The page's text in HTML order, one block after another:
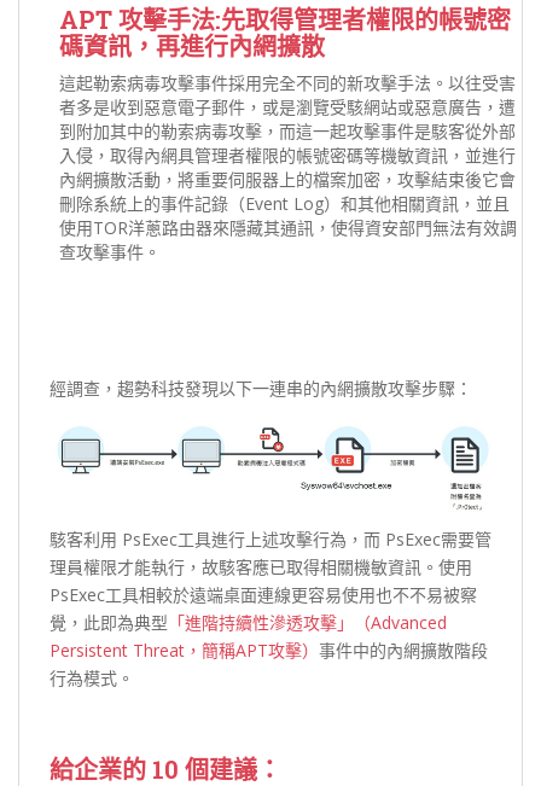
APT 攻擊手法:先取得管理者權限的帳號密
碼資訊，再進行內網擴散
這起勒索病毒攻擊事件採用完全不同的新攻擊手法。以往受害
者多是收到惡意電子郵件，或是瀏覽受駭網站或惡意廣告，遭
到附加其中的勒索病毒攻擊，而這一起攻擊事件是駭客從外部
入侵，取得內網具管理者權限的帳號密碼等機敏資訊，並進行
內網擴散活動，將重要伺服器上的檔案加密，攻擊結束後它會
刪除系統上的事件記錄（Event Log）和其他相關資訊，並且
使用TOR洋蔥路由器來隱藏其通訊，使得資安部門無法有效調
查攻擊事件。
經調查，趨勢科技發現以下一連串的內網擴散攻擊步驟：
駭客利用 PsExec工具進行上述攻擊行為，而 PsExec需要管
理員權限才能執行，故駭客應已取得相關機敏資訊。使用
PsExec工具相較於遠端桌面連線更容易使用也不不易被察
覺，此即為典型 「進階持續性滲透攻擊」（Advanced
Persistent Threat，簡稱APT攻擊） 事件中的內網擴散階段
行為模式。
給企業的 10 個建議：